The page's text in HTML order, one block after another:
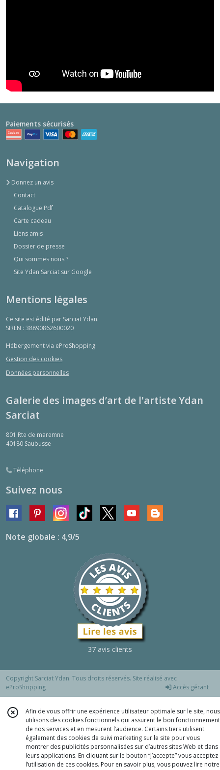
Paiements sécurisés
Navigation
Donnez un avis
Contact
Catalogue Pdf
Carte cadeau
Liens amis
Dossier de presse
Qui sommes nous ?
Site Ydan Sarciat sur Google
Mentions légales
Ce site est édité par Sarciat Ydan.
SIREN : 38890862600020
Hébergement via eProShopping
Gestion des cookies
Données personnelles
Galerie des images d’art de l'artiste Ydan
Sarciat
801 Rte de maremne
40180 Saubusse
Téléphone
Suivez nous
Note globale : 4,9/5
37 avis clients
Copyright Sarciat Ydan. Tous droits réservés. Site réalisé avec
eProShopping
Accès gérant
Afin de vous offrir une expérience utilisateur optimale sur le site, nous
utilisons des cookies fonctionnels qui assurent le bon fonctionnement
de nos services et en mesurent l’audience. Certains tiers utilisent
également des cookies de suivi marketing sur le site pour vous
montrer des publicités personnalisées sur d’autres sites Web et dans
leurs applications. En cliquant sur le bouton “J’accepte” vous acceptez
l’utilisation de ces cookies. Pour en savoir plus, vous pouvez lire notre